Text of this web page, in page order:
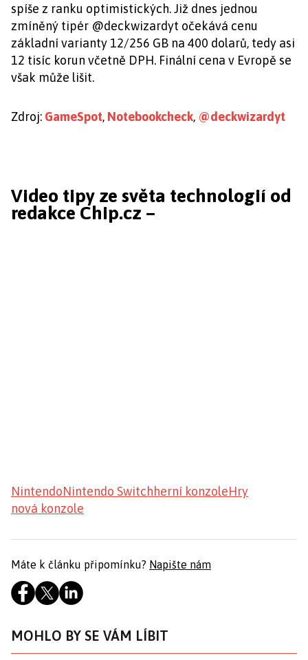
spíše z ranku optimistických. Již dnes jednou
zmíněný tipér @deckwizardyt očekává cenu
základní varianty 12/256 GB na 400 dolarů, tedy asi
12 tisíc korun včetně DPH. Finální cena v Evropě se
však může lišit.
Zdroj: GameSpot, Notebookcheck, @deckwizardyt
Video tipy ze světa technologií od
redakce Chip.cz –
NintendoNintendo Switchherní konzoleHry
nová konzole
Máte k článku připomínku? Napište nám
MOHLO BY SE VÁM LÍBIT